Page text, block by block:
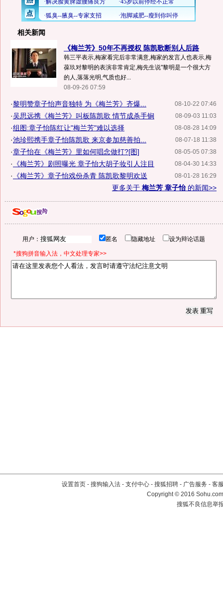
相关新闻
《梅兰芳》50年不再授权 陈凯歌断别人后路
韩三平表示,梅家看完后非常满意,梅家的发言人也表示,梅
葆玖对黎明的表演非常肯定,梅先生说"黎明是一个很大方
的人,落落光明,气质也好...
08-09-26 07:59
08-10-22 07:46
·黎明赞章子怡声音独特 为《梅兰芳》齐爆...
08-09-03 11:03
·吴思远携《梅兰芳》叫板陈凯歌 情节成杀手锏
08-08-28 14:09
·组图:章子怡陈红让"梅兰芳"难以选择
08-07-18 11:38
·池珍熙携手章子怡陈凯歌 来京参加慈善拍...
08-05-05 07:38
·章子怡在《梅兰芳》里如何唱念做打?[图]
08-04-30 14:33
· 《梅兰芳》剧照曝光 章子怡大胡子妆引人注目
08-01-28 16:29
·
《梅兰芳》章子怡戏份杀青 陈凯歌黎明欢送
更多关于 梅兰芳 章子怡 的新闻>>
用户： 匿名 隐藏地址 设为辩论话题
*搜狗拼音输入法，中文处理专家>>
设置首页 - 搜狗输入法 - 支付中心 - 搜狐招聘 - 广告服务 - 客
Copyright©2016
搜狐不良信息举